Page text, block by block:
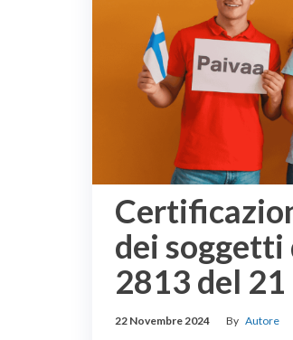
dei
2813 del
22 Novembre 2024 By Autore